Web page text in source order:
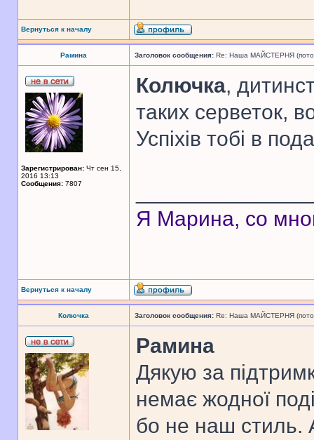
Вернуться к началу
Рамина Заголовок сообщения: Re: Наша МАЙСТЕРНЯ
Зарегистрирован: Чт сен 15,
2016 13:13
Сообщения: 7807
Колючка,
таких серветок,
Успіхів тобі в
Я Марина, со
Вернуться к началу
Колючка Заголовок сообщения: Re: Наша МАЙСТЕРНЯ
Рамина
Дякую за
немає жодної
бо не наш стиль.